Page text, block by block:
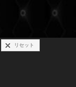
リセット